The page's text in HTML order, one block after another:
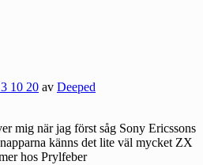
10 20 av Deeped
mig när jag först såg Sony Ericssons
känns det lite väl mycket ZX
hos Prylfeber